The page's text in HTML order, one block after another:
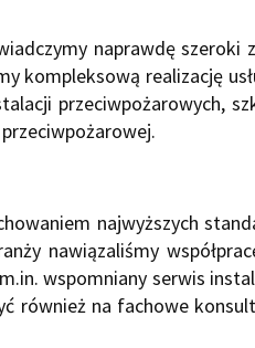
naprawdę szeroki
kompleksową realizację
przeciwpożarowych,
najwyższych
nawiązaliśmy
wspomniany serwis
również na fachowe